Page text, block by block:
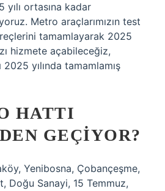
yılı ortasına kadar
Metro araçlarımızın test
tamamlayarak 2025
hizmete açabileceğiz,
2025 yılında tamamlamış
HATTI
GEÇIYOR?
Yenibosna, Çobançeşme,
Doğu Sanayi, 15 Temmuz,